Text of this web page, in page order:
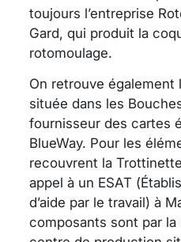
toujours l’entreprise
Gard, qui produit la
rotomoulage.
On retrouve également
située dans les
fournisseur des cartes
BlueWay. Pour les
recouvrent la
appel à un ESAT
d’aide par le travail) à
composants sont par la